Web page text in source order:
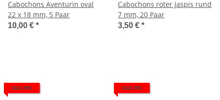
Cabochons Aventurin oval
22 x 18 mm, 5 Paar
10,00 € *
Cabochons roter Jaspis rund
7 mm, 20 Paar
3,50 € *
SALE 29% SALE 29%